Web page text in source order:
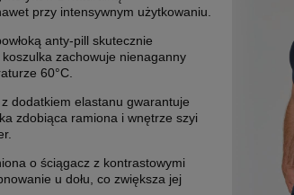
przy intensywnym użytkowaniu.
anty-pill skutecznie
zachowuje nienaganny
60°C.
z dodatkiem elastanu gwarantuje
zdobiąca ramiona i wnętrze szyi
o ściągacz z kontrastowymi
u dołu, co zwiększa jej